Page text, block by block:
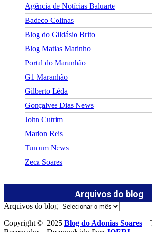
Agência de Notícias Baluarte
Badeco Colinas
Blog do Gildásio Brito
Blog Matias Marinho
Portal do Maranhão
G1 Maranhão
Gilberto Léda
Gonçalves Dias News
John Cutrim
Marlon Reis
Tuntum News
Zeca Soares
Arquivos do blog
Arquivos do blog
Copyright © 2025 Blog do Adonias Soares –